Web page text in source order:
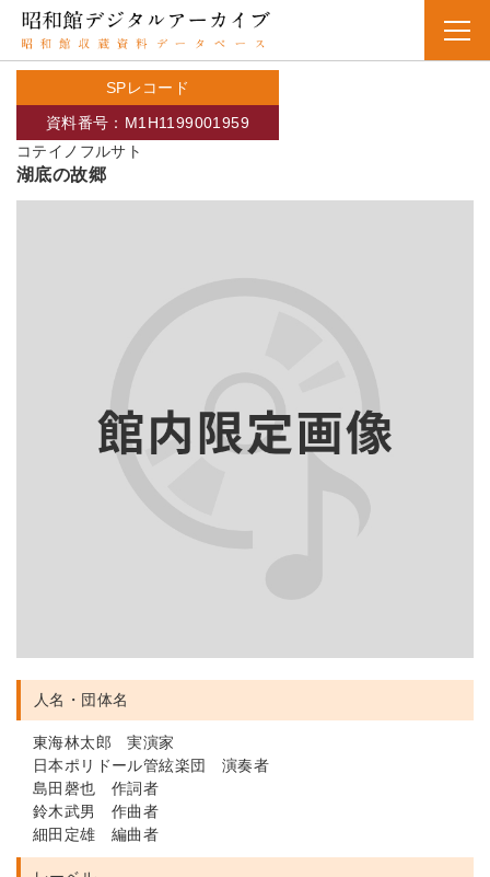
SPレコード
コテイノフルサト
資料番号：M1H1199001959
湖底の故郷
人名・団体名
東海林太郎 実演家
日本ポリドール管絃楽団 演奏者
島田磬也 作詞者
鈴木武男 作曲者
細田定雄 編曲者